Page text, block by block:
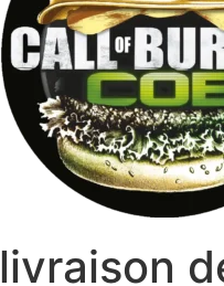
livraison